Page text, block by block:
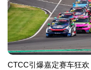
CTCC引爆嘉定赛车狂